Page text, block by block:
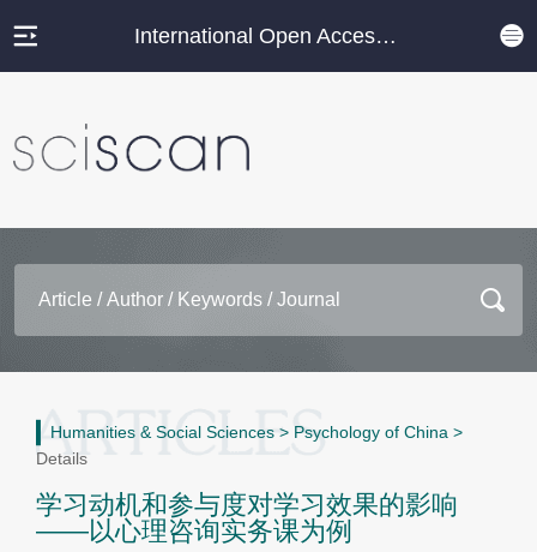
International Open Access Journal Platform
Humanities & Social Sciences > Psychology of China >
Details
学习动机和参与度对学习效果的影响
——以心理咨询实务课为例